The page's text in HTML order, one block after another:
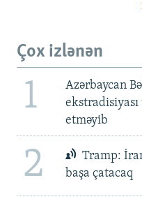
Çox izlənən
1
Azərbaycan
etməyib
2
Tramp:
başa çatacaq